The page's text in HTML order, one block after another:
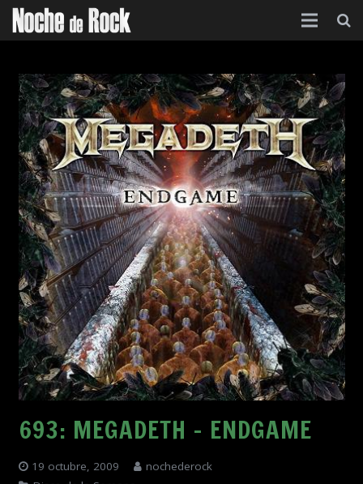
Categorías
Agenda
Foro
Contacto
Acerca de
693: MEGADETH – ENDGAME
19 octubre, 2009
nochederock